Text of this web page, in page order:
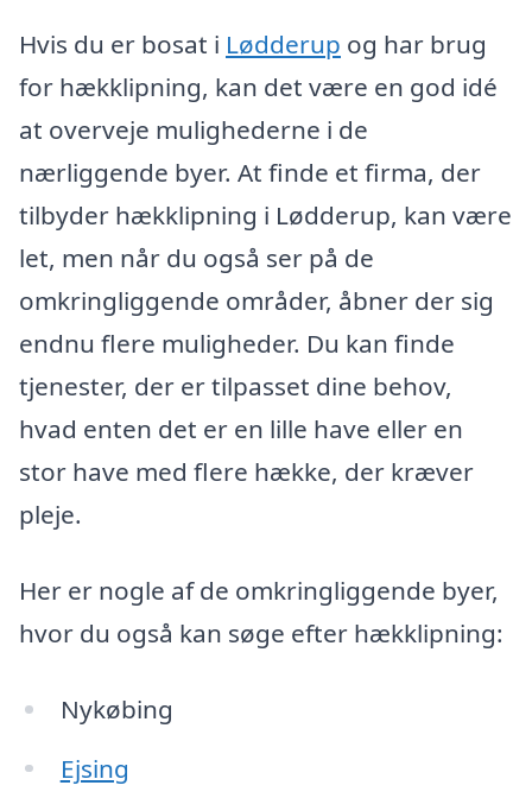
Hvis du er bosat i Lødderup og har brug
for hækklipning, kan det være en god idé
at overveje mulighederne i de
nærliggende byer. At finde et firma, der
tilbyder hækklipning i Lødderup, kan være
let, men når du også ser på de
omkringliggende områder, åbner der sig
endnu flere muligheder. Du kan finde
tjenester, der er tilpasset dine behov,
hvad enten det er en lille have eller en
stor have med flere hække, der kræver
pleje.
Her er nogle af de omkringliggende byer,
hvor du også kan søge efter hækklipning:
Nykøbing
Ejsing